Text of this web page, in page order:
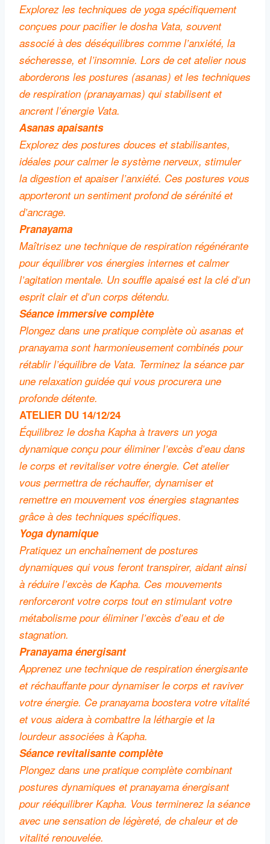
Explorez les techniques de yoga spécifiquement
conçues pour pacifier le dosha Vata, souvent
associé à des déséquilibres comme l’anxiété, la
sécheresse, et l’insomnie. Lors de cet atelier nous
aborderons les postures (asanas) et les techniques
de respiration (pranayamas) qui stabilisent et
ancrent l’énergie Vata.
Asanas apaisants
Explorez des postures douces et stabilisantes,
idéales pour calmer le système nerveux, stimuler
la digestion et apaiser l’anxiété. Ces postures vous
apporteront un sentiment profond de sérénité et
d’ancrage.
Pranayama
Maîtrisez une technique de respiration régénérante
pour équilibrer vos énergies internes et calmer
l’agitation mentale. Un souffle apaisé est la clé d’un
esprit clair et d’un corps détendu.
Séance immersive complète
Plongez dans une pratique complète où asanas et
pranayama sont harmonieusement combinés pour
rétablir l’équilibre de Vata. Terminez la séance par
une relaxation guidée qui vous procurera une
profonde détente.
ATELIER DU 14/12/24
Équilibrez le dosha Kapha à travers un yoga
dynamique conçu pour éliminer l’excès d’eau dans
le corps et revitaliser votre énergie. Cet atelier
vous permettra de réchauffer, dynamiser et
remettre en mouvement vos énergies stagnantes
grâce à des techniques spécifiques.
Yoga dynamique
Pratiquez un enchaînement de postures
dynamiques qui vous feront transpirer, aidant ainsi
à réduire l’excès de Kapha. Ces mouvements
renforceront votre corps tout en stimulant votre
métabolisme pour éliminer l’excès d’eau et de
stagnation.
Pranayama énergisant
Apprenez une technique de respiration énergisante
et réchauffante pour dynamiser le corps et raviver
votre énergie. Ce pranayama boostera votre vitalité
et vous aidera à combattre la léthargie et la
lourdeur associées à Kapha.
Séance revitalisante complète
Plongez dans une pratique complète combinant
postures dynamiques et pranayama énergisant
pour rééquilibrer Kapha. Vous terminerez la séance
avec une sensation de légèreté, de chaleur et de
vitalité renouvelée.